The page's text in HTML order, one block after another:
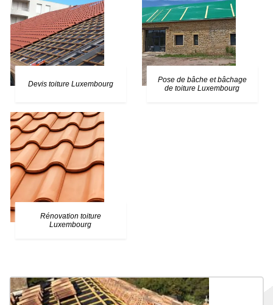
Devis toiture Luxembourg
Pose de bâche et bâchage
de toiture Luxembourg
Rénovation toiture
Luxembourg